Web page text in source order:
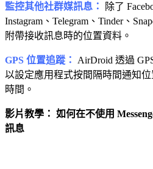
監控其他社群媒訊息：
除了
Instagram、Telegram、Tinder、
附帶接收訊息時的位置資料。
GPS 位置追蹤：
AirDroid 透過
以設定應用程式按間隔時間通知
時間。
影片教學： 如何在不使用
訊息